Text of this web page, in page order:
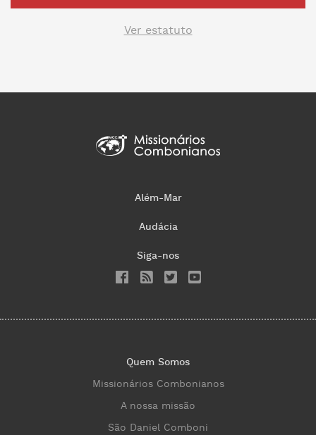
Ver estatuto
Além-Mar
Audácia
Siga-nos
Quem Somos
Missionários Combonianos
A nossa missão
São Daniel Comboni